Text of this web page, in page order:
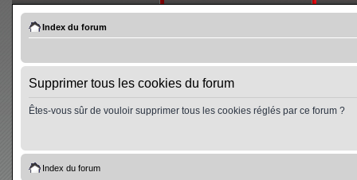
Index du forum
Supprimer tous les cookies du forum
Êtes-vous sûr de vouloir supprimer tous les cookies réglés par ce forum ?
Index du forum